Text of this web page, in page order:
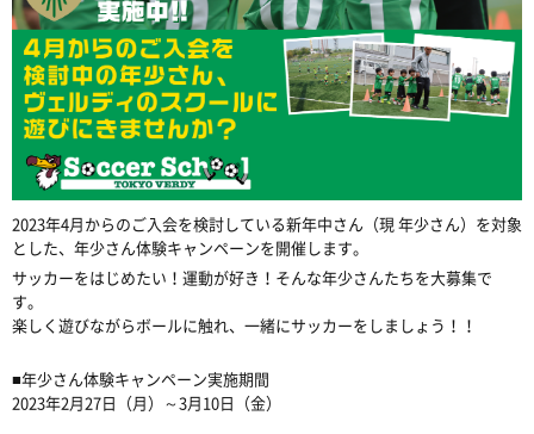
2023年4月からのご入会を検討している新年中さん（現 年少さん）を対象
とした、年少さん体験キャンペーンを開催します。
サッカーをはじめたい！運動が好き！そんな年少さんたちを大募集で
す。
楽しく遊びながらボールに触れ、一緒にサッカーをしましょう！！
■年少さん体験キャンペーン実施期間
2023年2月27日（月）～ 3月10日（金）